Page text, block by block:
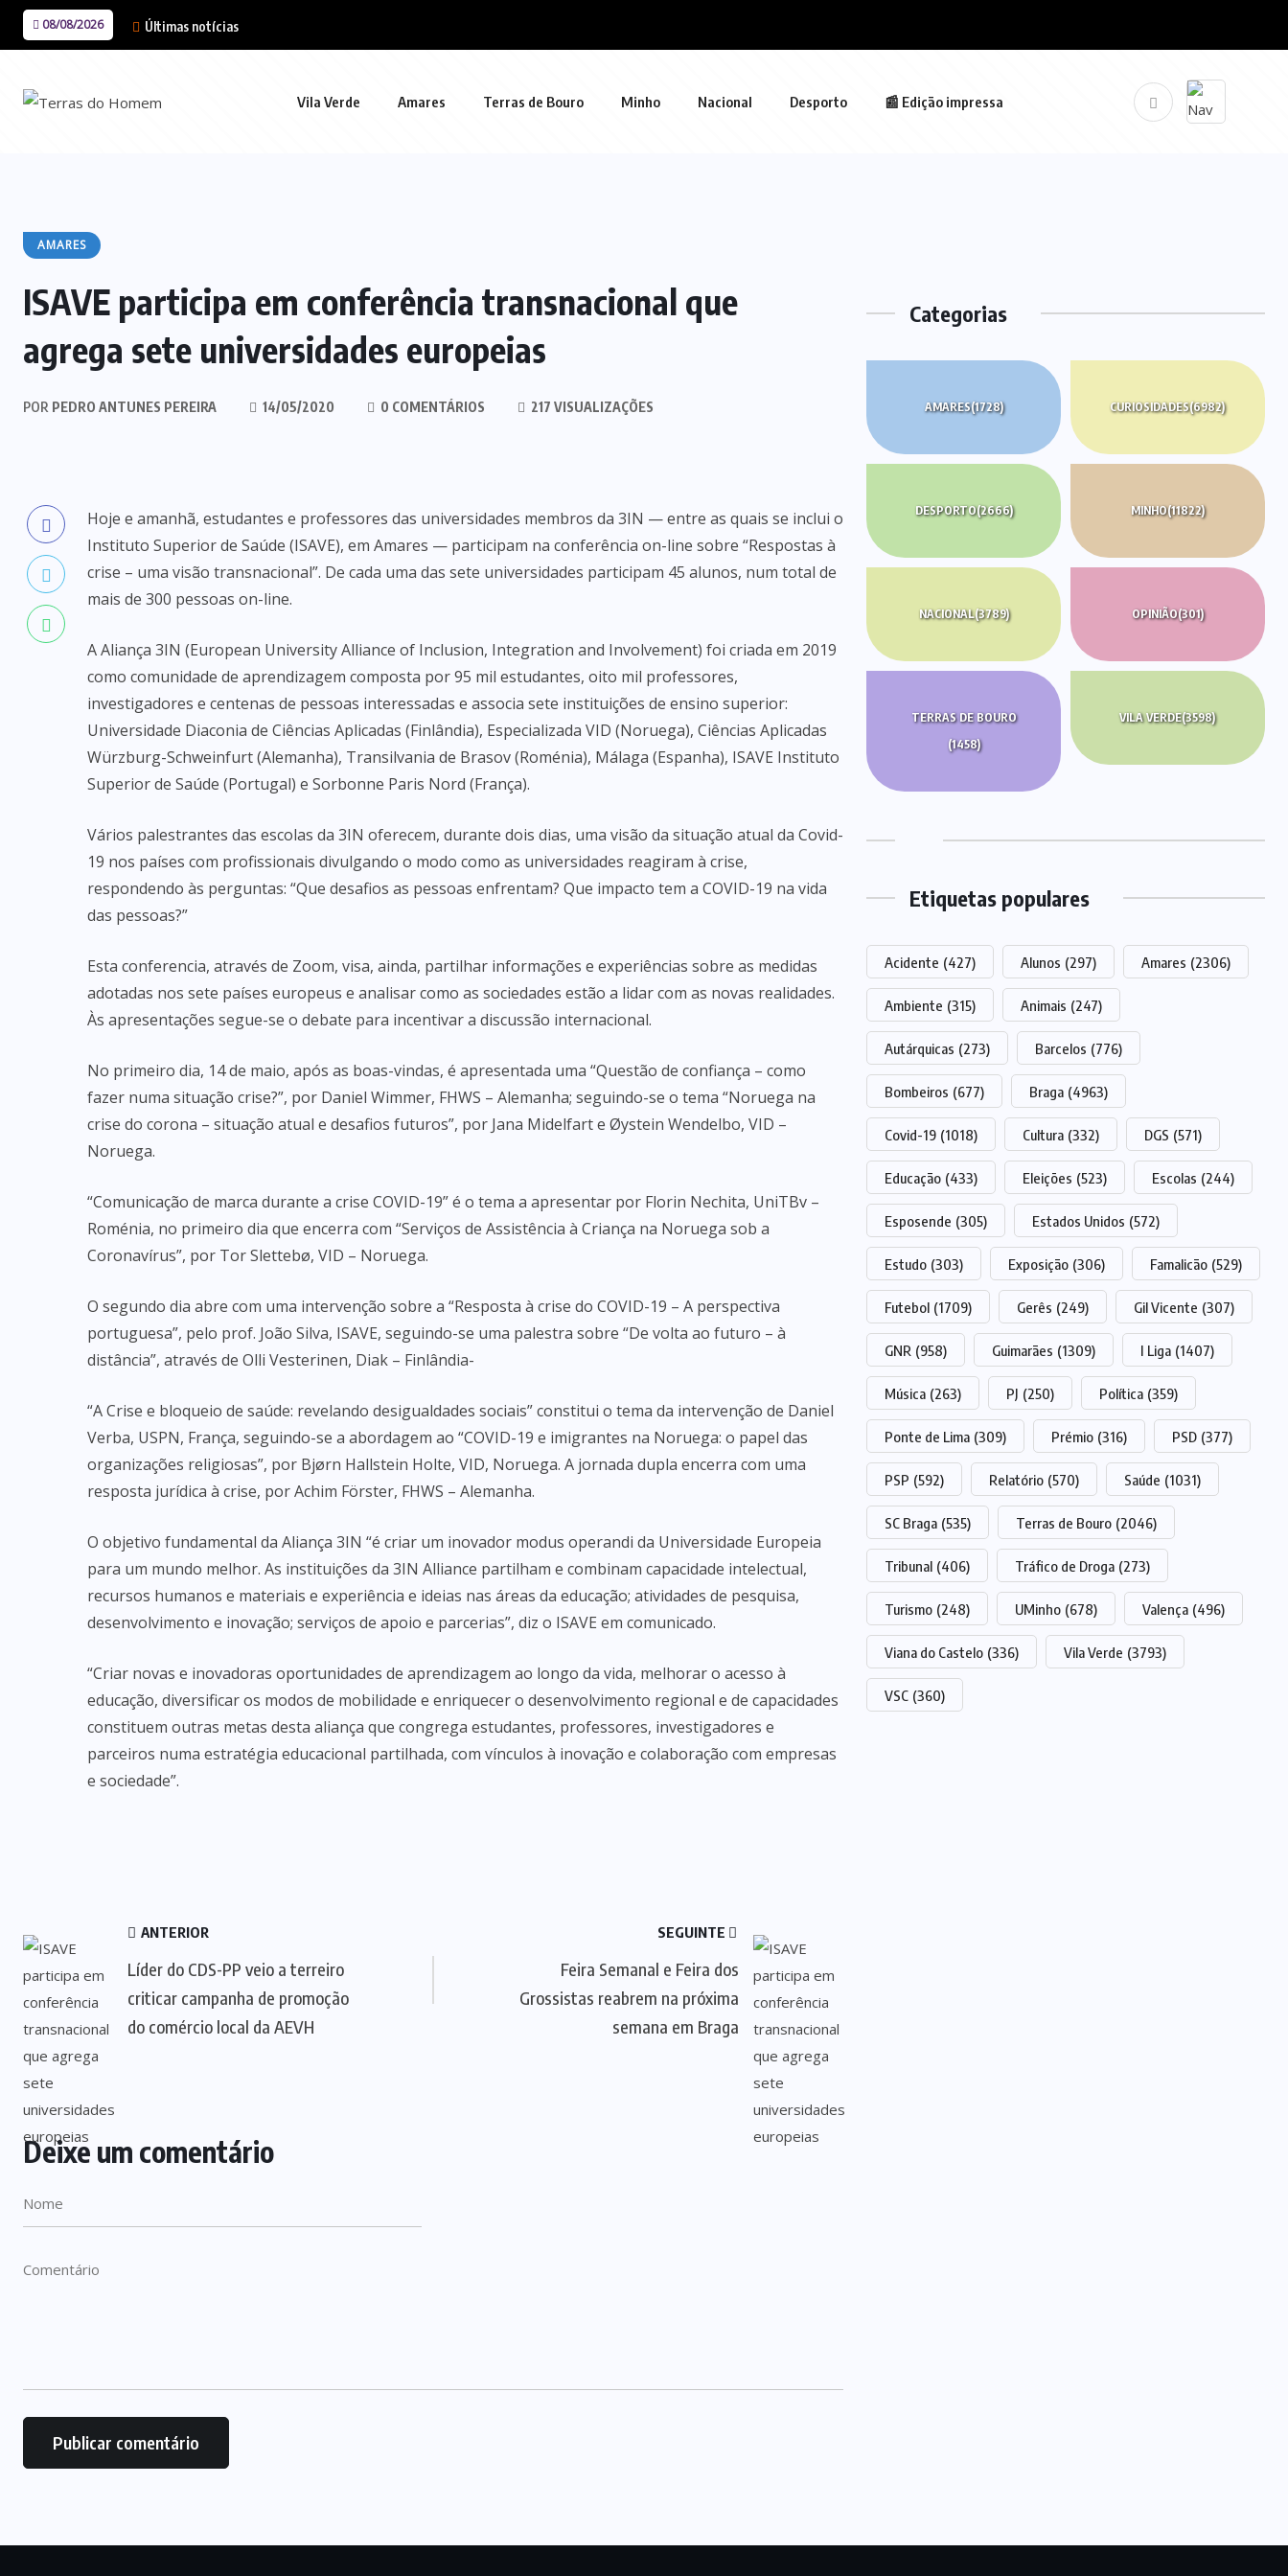
08/08/2026 Últimas notícias
Vila Verde Amares Terras de Bouro Minho Nacional Desporto 📰 Edição impressa
AMARES
ISAVE participa em conferência transnacional que
agrega sete universidades europeias
POR PEDRO ANTUNES PEREIRA 14/05/2020 0 COMENTÁRIOS 217 VISUALIZAÇÕES
Hoje e amanhã, estudantes e professores das universidades membros da 3IN — entre as quais se inclui o
Instituto Superior de Saúde (ISAVE), em Amares — participam na conferência on-line sobre “Respostas à
crise – uma visão transnacional”. De cada uma das sete universidades participam 45 alunos, num total de
mais de 300 pessoas on-line.
A Aliança 3IN (European University Alliance of Inclusion, Integration and Involvement) foi criada em 2019
como comunidade de aprendizagem composta por 95 mil estudantes, oito mil professores,
investigadores e centenas de pessoas interessadas e associa sete instituições de ensino superior:
Universidade Diaconia de Ciências Aplicadas (Finlândia), Especializada VID (Noruega), Ciências Aplicadas
Würzburg-Schweinfurt (Alemanha), Transilvania de Brasov (Roménia), Málaga (Espanha), ISAVE Instituto
Superior de Saúde (Portugal) e Sorbonne Paris Nord (França).
Vários palestrantes das escolas da 3IN oferecem, durante dois dias, uma visão da situação atual da Covid-
19 nos países com profissionais divulgando o modo como as universidades reagiram à crise,
respondendo às perguntas: “Que desafios as pessoas enfrentam? Que impacto tem a COVID-19 na vida
das pessoas?”
Esta conferencia, através de Zoom, visa, ainda, partilhar informações e experiências sobre as medidas
adotadas nos sete países europeus e analisar como as sociedades estão a lidar com as novas realidades.
Às apresentações segue-se o debate para incentivar a discussão internacional.
No primeiro dia, 14 de maio, após as boas-vindas, é apresentada uma “Questão de confiança – como
fazer numa situação crise?”, por Daniel Wimmer, FHWS – Alemanha; seguindo-se o tema “Noruega na
crise do corona – situação atual e desafios futuros”, por Jana Midelfart e Øystein Wendelbo, VID –
Noruega.
“Comunicação de marca durante a crise COVID-19” é o tema a apresentar por Florin Nechita, UniTBv –
Roménia, no primeiro dia que encerra com “Serviços de Assistência à Criança na Noruega sob a
Coronavírus”, por Tor Slettebø, VID – Noruega.
O segundo dia abre com uma intervenção sobre a “Resposta à crise do COVID-19 – A perspectiva
portuguesa”, pelo prof. João Silva, ISAVE, seguindo-se uma palestra sobre “De volta ao futuro – à
distância”, através de Olli Vesterinen, Diak – Finlândia-
“A Crise e bloqueio de saúde: revelando desigualdades sociais” constitui o tema da intervenção de Daniel
Verba, USPN, França, seguindo-se a abordagem ao “COVID-19 e imigrantes na Noruega: o papel das
organizações religiosas”, por Bjørn Hallstein Holte, VID, Noruega. A jornada dupla encerra com uma
resposta jurídica à crise, por Achim Förster, FHWS – Alemanha.
O objetivo fundamental da Aliança 3IN “é criar um inovador modus operandi da Universidade Europeia
para um mundo melhor. As instituições da 3IN Alliance partilham e combinam capacidade intelectual,
recursos humanos e materiais e experiência e ideias nas áreas da educação; atividades de pesquisa,
desenvolvimento e inovação; serviços de apoio e parcerias”, diz o ISAVE em comunicado.
“Criar novas e inovadoras oportunidades de aprendizagem ao longo da vida, melhorar o acesso à
educação, diversificar os modos de mobilidade e enriquecer o desenvolvimento regional e de capacidades
constituem outras metas desta aliança que congrega estudantes, professores, investigadores e
parceiros numa estratégia educacional partilhada, com vínculos à inovação e colaboração com empresas
e sociedade”.
ANTERIOR
Líder do CDS-PP veio a terreiro
criticar campanha de promoção
do comércio local da AEVH
SEGUINTE
Feira Semanal e Feira dos
Grossistas reabrem na próxima
semana em Braga
Deixe um comentário
Categorias
AMARES(1728) CURIOSIDADES(6982)
DESPORTO(2666) MINHO(11822)
NACIONAL(3789) OPINIÃO(301)
TERRAS DE BOURO
(1458)
VILA VERDE(3598)
Etiquetas populares
Acidente (427) Alunos (297) Amares (2306)
Ambiente (315) Animais (247)
Autárquicas (273) Barcelos (776)
Bombeiros (677) Braga (4963)
Covid-19 (1018) Cultura (332) DGS (571)
Educação (433) Eleições (523) Escolas (244)
Esposende (305) Estados Unidos (572)
Estudo (303) Exposição (306) Famalicão (529)
Futebol (1709) Gerês (249) Gil Vicente (307)
GNR (958) Guimarães (1309) I Liga (1407)
Música (263) PJ (250) Política (359)
Ponte de Lima (309) Prémio (316) PSD (377)
PSP (592) Relatório (570) Saúde (1031)
SC Braga (535) Terras de Bouro (2046)
Tribunal (406) Tráfico de Droga (273)
Turismo (248) UMinho (678) Valença (496)
Viana do Castelo (336) Vila Verde (3793)
VSC (360)